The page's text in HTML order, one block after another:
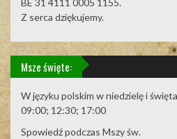
BE 31 4111 0005 1155.
Z serca dziękujemy.
Msze święte:
W języku polskim w niedzielę i
09:00; 12:30; 17:00
Spowiedź podczas Mszy św.